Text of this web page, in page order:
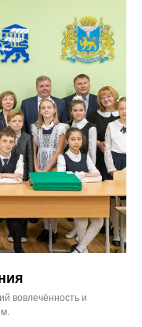
вовлечённость и